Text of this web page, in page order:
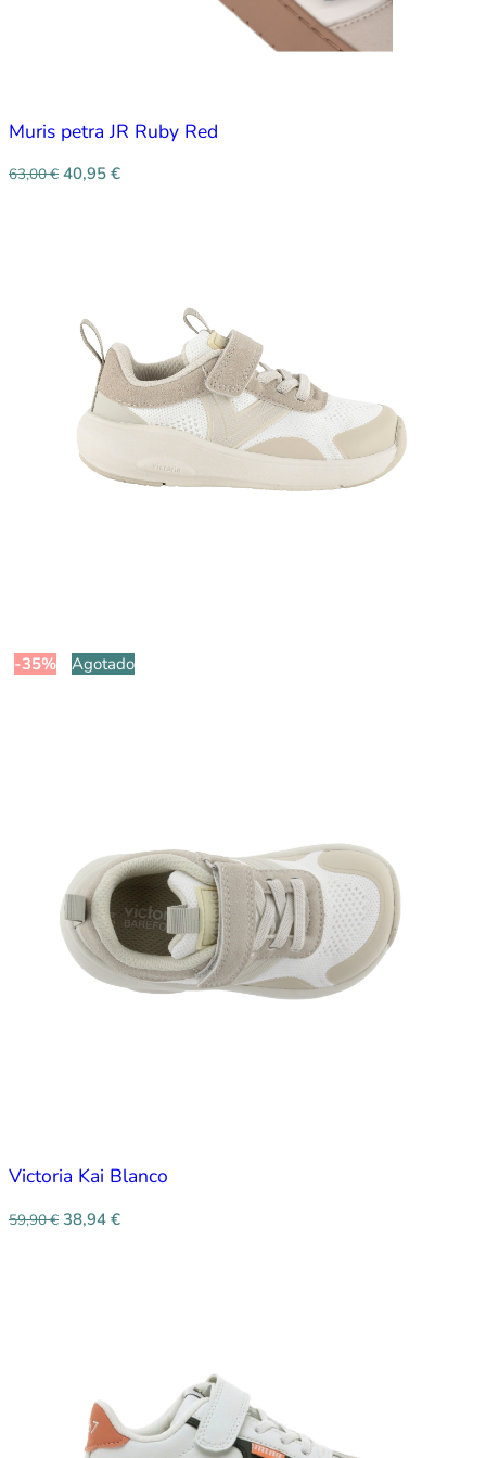
Muris petra JR Ruby Red
63,00€ 40,95 €
-35% Agotado
Victoria Kai Blanco
59,90€ 38,94 €